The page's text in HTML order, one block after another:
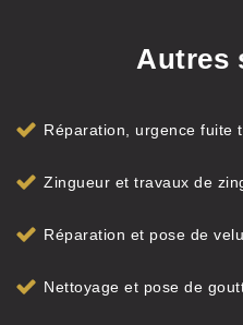
Autres
Réparation, urgence fuite
Zingueur et travaux de
Réparation et pose de
Nettoyage et pose de